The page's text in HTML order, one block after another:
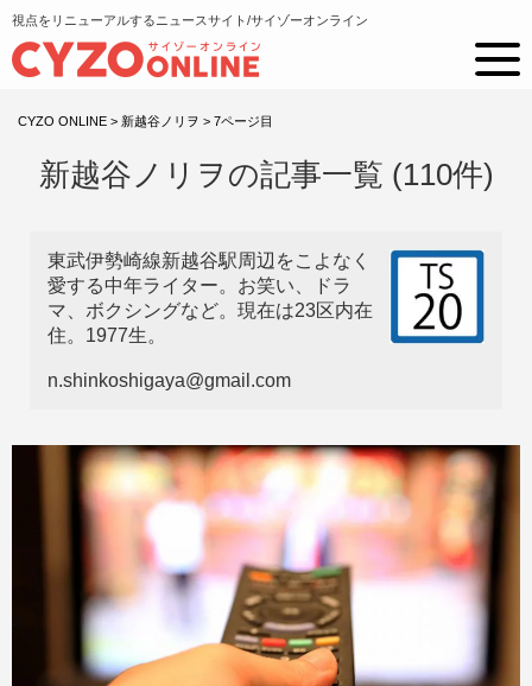
視点をリニューアルするニュースサイト/サイゾーオンライン
CYZO ONLINE > 新越谷ノリヲ > 7ページ目
新越谷ノリヲの記事一覧 (110件)
東武伊勢崎線新越谷駅周辺をこよなく
愛する中年ライター。お笑い、ドラ
マ、ボクシングなど。現在は23区内在
住。1977生。
n.shinkoshigaya@gmail.com